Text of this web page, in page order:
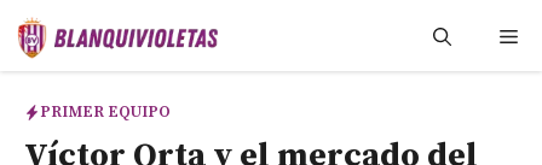
Saltar
PRIMER EQUIPO
Víctor Orta y el mercado del